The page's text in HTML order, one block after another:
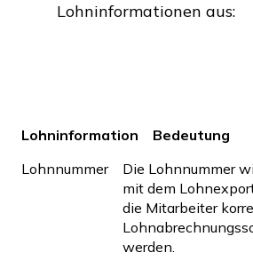
Lohninformationen aus:
Lohninformation
Bedeutung
Lohnnummer
Die Lohnnummer
mit dem
die Mitarbeiter
werden.